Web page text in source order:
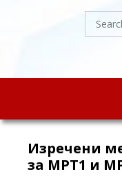
Search
for:
Изречени
за МРТ1 и